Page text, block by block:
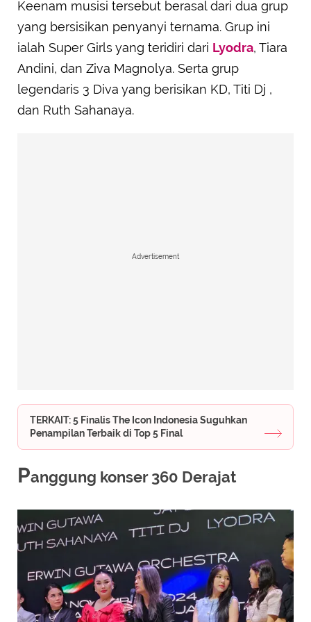
Keenam musisi tersebut berasal dari dua grup
yang bersisikan penyanyi ternama. Grup ini
ialah Super Girls yang teridiri dari Lyodra, Tiara
Andini, dan Ziva Magnolya. Serta grup
legendaris 3 Diva yang berisikan KD, Titi Dj ,
dan Ruth Sahanaya.
Advertisement
TERKAIT: 5 Finalis The Icon Indonesia Suguhkan
Penampilan Terbaik di Top 5 Final
Panggung konser 360 Derajat